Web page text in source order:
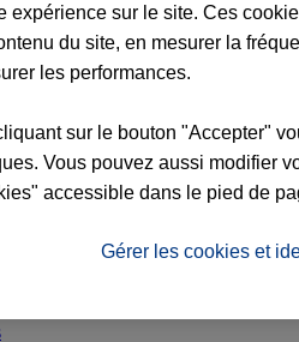
Assurance chat
Conseils animal de
particuliers Protection juridique
expérience sur le site. Ces
du site, en mesurer la
les performances.
sur le bouton "Accepter"
Vous pouvez aussi modifier
accessible dans le pied de
Gérer les cookies et